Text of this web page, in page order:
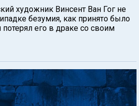
художник Винсент Ван Гог не
безумия, как принято было
потерял его в драке со своим